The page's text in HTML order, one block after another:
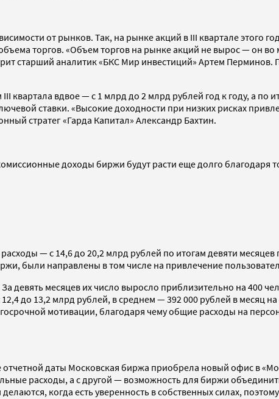
от рынков. Так, на рынке акций в III квартале этого
торгов. «Объем торгов на рынке акций не вырос — он
старший аналитик «БКС Мир инвестиций» Артем Перминов.
вдвое — с 1 млрд до 2 млрд рублей год к году, а по
ставки. «Высокие доходности при низких рисках
стратег «Гарда Капитал» Александр Бахтин.
доходы биржи будут расти еще долго благодаря
— с 14,6 до 20,2 млрд рублей по итогам девяти
были направлены в том числе на привлечение
девять месяцев их число выросло приблизительно на 400
до 13,2 млрд рублей, в среднем — 392 000 рублей в месяц
мотивации, благодаря чему общие расходы на
отчетной даты Московская биржа приобрела новый офис в
расходы, а с другой — возможность для биржи
когда есть уверенность в собственных силах,